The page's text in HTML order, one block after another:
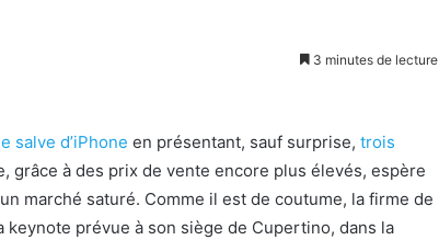
3 minutes de lecture
salve d’iPhone en présentant, sauf surprise, trois
grâce à des prix de vente encore plus élevés, espère
marché saturé. Comme il est de coutume, la firme de
keynote prévue à son siège de Cupertino, dans la